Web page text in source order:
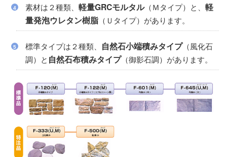
素材は２種類、 軽量GRCモルタル（Ｍタイプ）と、 軽
量発泡ウレタン樹脂 （Ｕタイプ）があります。
標準タイプは２種類、 自然石小端積みタイプ（風化石
調）と 自然石布積みタイプ（御影石調）があります。